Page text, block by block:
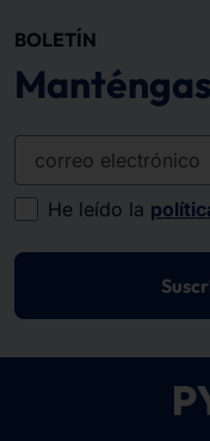
BOLETÍN
correo electrónico
He leído la